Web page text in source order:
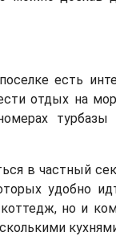
есть
отдых на
турбазы
в частный
удобно
но и